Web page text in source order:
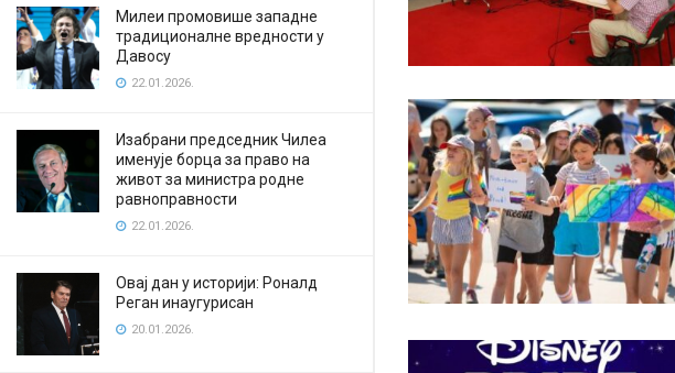
Милеи промовише западне
традиционалне вредности у
Давосу
22.01.2026.
Изабрани председник Чилеа
именује борца за право на
живот за министра родне
равноправности
22.01.2026.
Овај дан у историји: Роналд
Реган инаугурисан
20.01.2026.